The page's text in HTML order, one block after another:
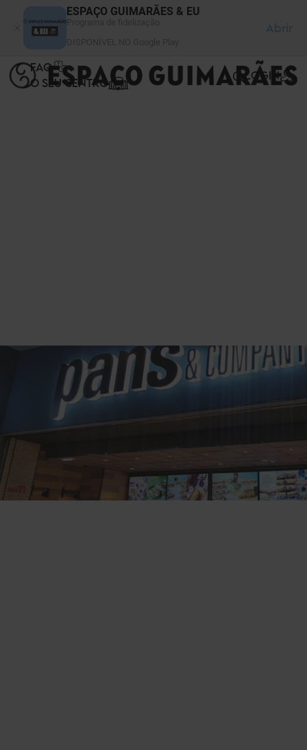
ESPAÇO GUIMARÃES & EU
Abrir
FAQ
O SEU CENTRO
LOGIN
Painel de Gerenciamento de Cookies